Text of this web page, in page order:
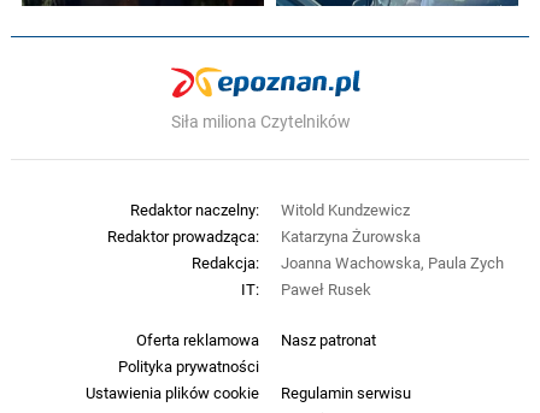
Siła miliona Czytelników
Oferta reklamowa
Nasz patronat
Polityka prywatności
Ustawienia plików cookie
Regulamin serwisu
Redaktor naczelny:
Witold Kundzewicz
Redaktor prowadząca:
Katarzyna Żurowska
Redakcja:
Joanna Wachowska, Paula Zych
IT:
Paweł Rusek